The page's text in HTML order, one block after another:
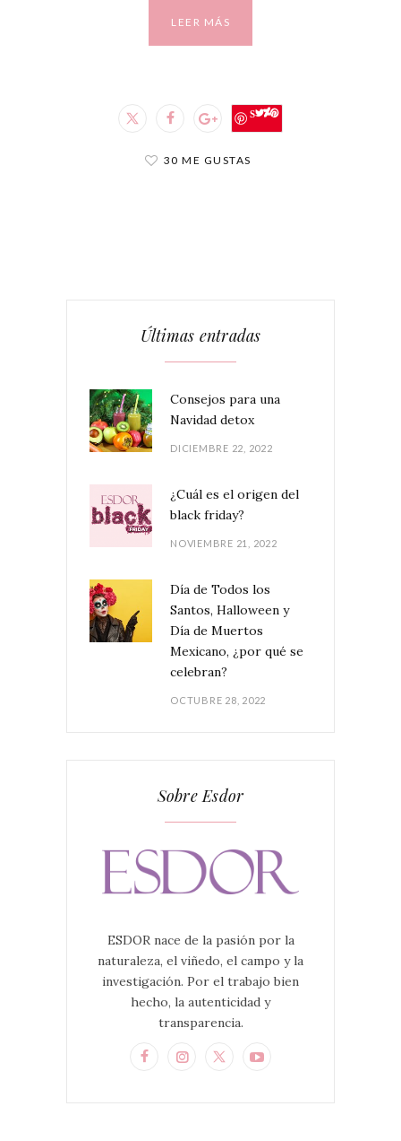
LEER MÁS
Save
30 ME GUSTAS
Últimas entradas
Consejos para una
Navidad detox
DICIEMBRE 22, 2022
¿Cuál es el origen del
black friday?
NOVIEMBRE 21, 2022
Día de Todos los
Santos, Halloween y
Día de Muertos
Mexicano, ¿por qué se
celebran?
OCTUBRE 28, 2022
Sobre Esdor
ESDOR nace de la pasión por la
naturaleza, el viñedo, el campo y la
investigación. Por el trabajo bien
hecho, la autenticidad y
transparencia.